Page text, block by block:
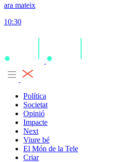
ara mateix
10:30
Política
Societat
Opinió
Impacte
Next
Viure bé
El Món de la Tele
Criar